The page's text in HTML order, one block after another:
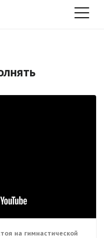
на гимнастической